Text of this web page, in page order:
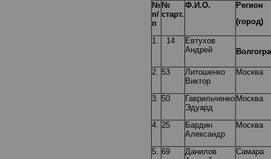
№
п/
п
№
старт.
Ф.И.О.
Регион
(город)
1. 14
Евтухов
Андрей
2. 53
Литошенко
Виктор
Москва
3. 50
Гаврильченко
Эдуард
Москва
4. 25
Бардин
Александр
Москва
5. 69
Данилов
Самара